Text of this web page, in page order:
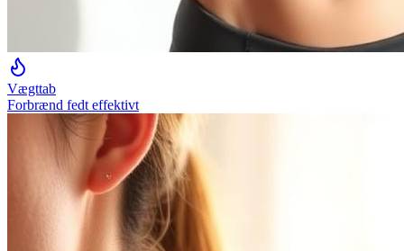
Vægttab
Forbrænd fedt effektivt